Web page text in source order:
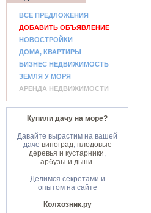
ВСЕ ПРЕДЛОЖЕНИЯ
ДОБАВИТЬ ОБЪЯВЛЕНИЕ
НОВОСТРОЙКИ
ДОМА, КВАРТИРЫ
БИЗНЕС НЕДВИЖИМОСТЬ
ЗЕМЛЯ У МОРЯ
АРЕНДА НЕДВИЖИМОСТИ
Купили дачу на море?
Давайте вырастим на вашей
даче виноград, плодовые
деревья и кустарники,
арбузы и дыни.
Делимся секретами и
опытом на сайте
Колхозник.ру